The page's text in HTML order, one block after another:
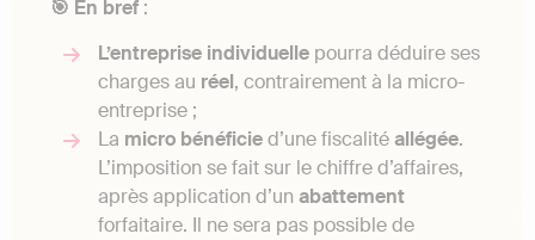
🎯 En bref :
L’entreprise individuelle pourra déduire ses
charges au réel, contrairement à la micro-
entreprise ;
La micro bénéficied’une fiscalitéallégée.
L’imposition se fait sur le chiffre d’affaires,
après application d’un abattement
forfaitaire. Il ne sera pas possible de